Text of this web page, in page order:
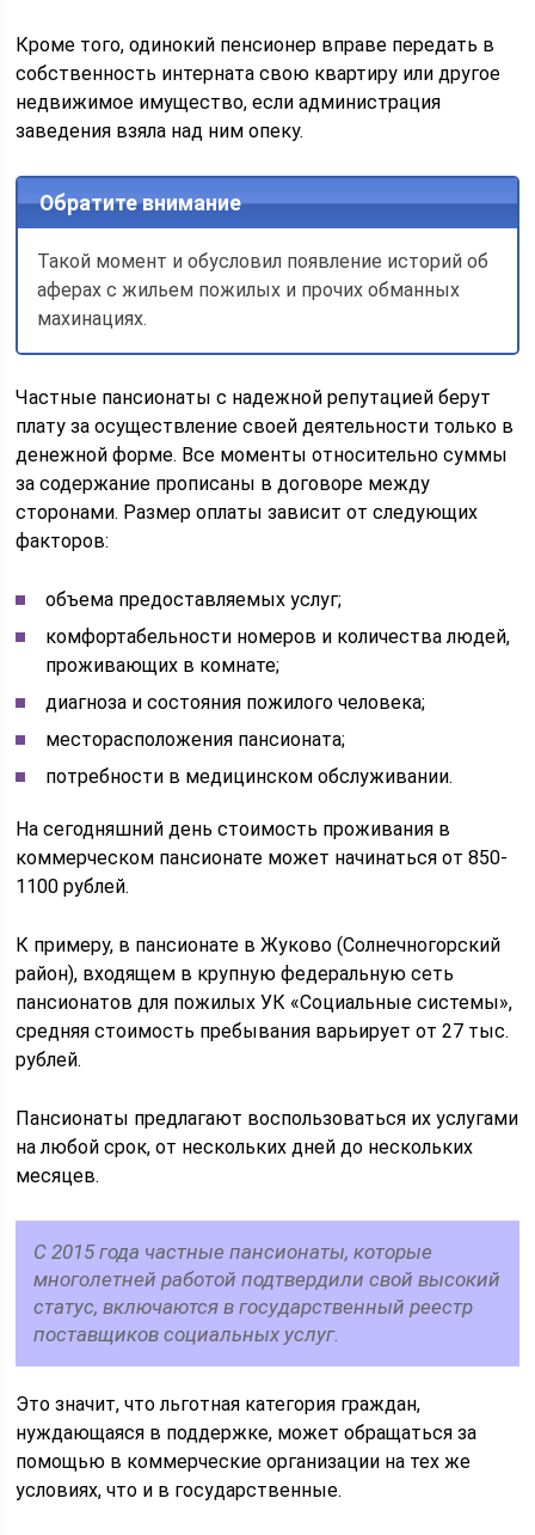
Кроме того, одинокий пенсионер вправе передать в
собственность интерната свою квартиру или другое
недвижимое имущество, если администрация
заведения взяла над ним опеку.
Обратите внимание
Такой момент и обусловил появление историй об
аферах с жильем пожилых и прочих обманных
махинациях.
Частные пансионаты с надежной репутацией берут
плату за осуществление своей деятельности только в
денежной форме. Все моменты относительно суммы
за содержание прописаны в договоре между
сторонами. Размер оплаты зависит от следующих
факторов:
объема предоставляемых услуг;
комфортабельности номеров и количества людей,
проживающих в комнате;
диагноза и состояния пожилого человека;
месторасположения пансионата;
потребности в медицинском обслуживании.
На сегодняшний день стоимость проживания в
коммерческом пансионате может начинаться от 850-
1100 рублей.
К примеру, в пансионате в Жуково (Солнечногорский
район), входящем в крупную федеральную сеть
пансионатов для пожилых УК «Социальные системы»,
средняя стоимость пребывания варьирует от 27 тыс.
рублей.
Пансионаты предлагают воспользоваться их услугами
на любой срок, от нескольких дней до нескольких
месяцев.
С 2015 года частные пансионаты, которые
многолетней работой подтвердили свой высокий
статус, включаются в государственный реестр
поставщиков социальных услуг.
Это значит, что льготная категория граждан,
нуждающаяся в поддержке, может обращаться за
помощью в коммерческие организации на тех же
условиях, что и в государственные.